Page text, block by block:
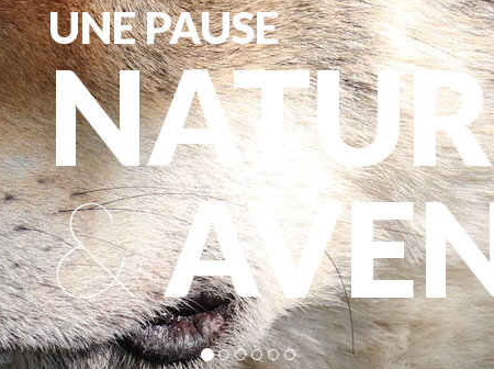
UNE PAUSE
&